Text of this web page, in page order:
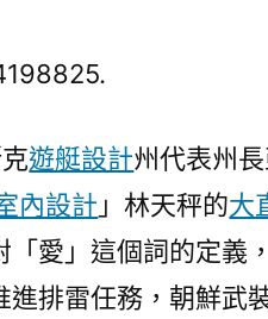
遊艇設計州代表州
內設計 」林天秤的大
「愛」這個詞的定義
排雷任務，朝鮮武